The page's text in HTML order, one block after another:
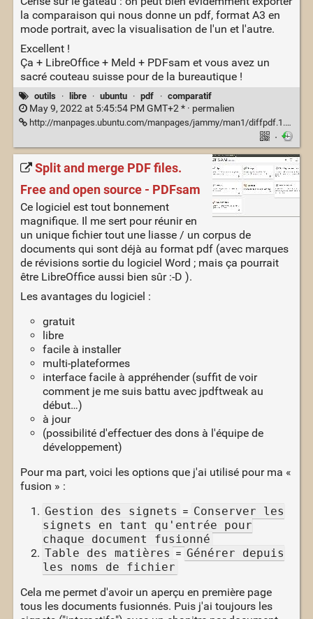
la comparaison qui nous donne un pdf, format A3 en
mode portrait, avec la visualisation de l'un et l'autre.
Excellent !
Ça + LibreOffice + Meld + PDFsam et vous avez un
sacré couteau suisse pour de la bureautique !
outils · libre · ubuntu · pdf · comparatif
May 9, 2022 at 5:45:54 PM GMT+2 * · permalien
http://manpages.ubuntu.com/manpages/jammy/man1/diffpdf.1.html
·
Split and merge PDF files.
Free and open source - PDFsam
Ce logiciel est tout bonnement
magnifique. Il me sert pour réunir en
un unique fichier tout une liasse / un corpus de
documents qui sont déjà au format pdf (avec marques
de révisions sortie du logiciel Word ; mais ça pourrait
être LibreOffice aussi bien sûr :-D ).
Les avantages du logiciel :
gratuit
libre
facile à installer
multi-plateformes
interface facile à appréhender (suffit de voir
comment je me suis battu avec jpdftweak au
début…)
à jour
(possibilité d'effectuer des dons à l'équipe de
développement)
Pour ma part, voici les options que j'ai utilisé pour ma «
fusion » :
Gestion des signets = Conserver les
signets en tant qu'entrée pour
chaque document fusionné
Table des matières = Générer depuis
les noms de fichier
Cela me permet d'avoir un aperçu en première page
tous les documents fusionnés. Puis j'ai toujours les